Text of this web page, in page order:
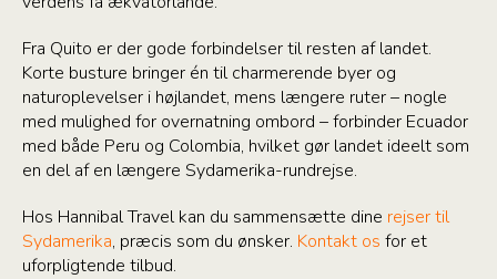
Fra Quito er der gode forbindelser til resten af landet.
Korte busture bringer én til charmerende byer og
naturoplevelser i højlandet, mens længere ruter – nogle
med mulighed for overnatning ombord – forbinder Ecuador
med både Peru og Colombia, hvilket gør landet ideelt som
en del af en længere Sydamerika-rundrejse.
Hos Hannibal Travel kan du sammensætte dine rejser til
Sydamerika, præcis som du ønsker. Kontakt os for et
uforpligtende tilbud.